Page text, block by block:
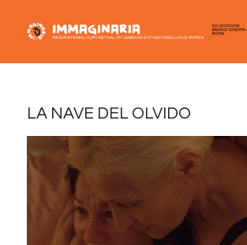
LA NAVE DEL OLVIDO